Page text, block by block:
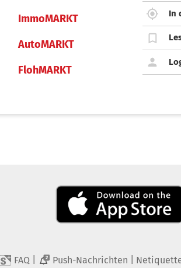
ImmoMARKT
AutoMARKT
FlohMARKT
In
FAQ 2 Push-Nachrichten